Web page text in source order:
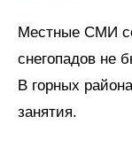
Местные СМИ
снегопадов не
В горных
занятия.